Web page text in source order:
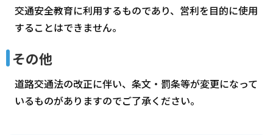
交通安全教育に利用するものであり、営利を目的に使用
することはできません。
その他
道路交通法の改正に伴い、条文・罰条等が変更になって
いるものがありますのでご了承ください。